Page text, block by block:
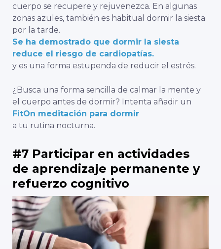
cuerpo se recupere y rejuvenezca. En algunas
zonas azules, también es habitual dormir la siesta
por la tarde.
Se ha demostrado que dormir la siesta
reduce el riesgo de cardiopatías.
y es una forma estupenda de reducir el estrés.
¿Busca una forma sencilla de calmar la mente y
el cuerpo antes de dormir? Intenta añadir un
FitOn meditación para dormir
a tu rutina nocturna.
#7 Participar en actividades
de aprendizaje permanente y
refuerzo cognitivo